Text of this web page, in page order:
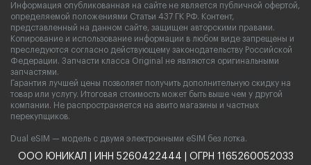
Информация опубликованная на сайте не является публичной офертой,
определяемой положениями Статьи 437 ГК РФ. Контент,
представленный на данном сайте, защищен авторскими правами.
Копирование и использование информации в любом виде запрещены и
преследуются согласно действующему законодательству Российской
Федерации. Запчасти класса Original не являются оригинальными
запчастями.
Гарантия лучшей цены позволяет получить дополнительную скидку на
товар или услугу. Итоговая стоимость может быть выше чем у другой
компании. Не распространяется на авито магазины и частных
перекупщиков.
Dual eSIM — модель с двумя электронными eSIM без лотка.
ООО ЮНИКАЛ | ИНН 5260422444 | ОГРН 1165260052033